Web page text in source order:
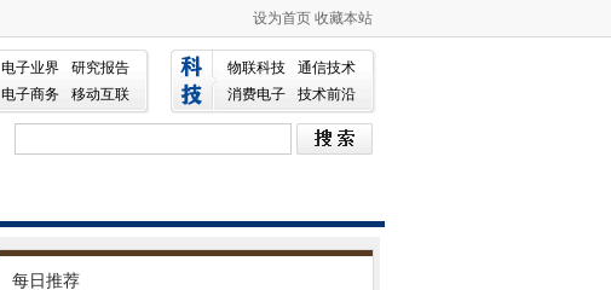
设为首页 收藏本站
电子业界
研究报告
电子商务
移动互联
物联科技
通信技术
消费电子
技术前沿
每日推荐